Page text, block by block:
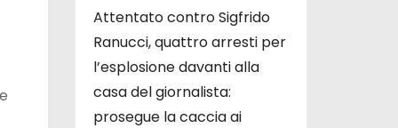
Attentato contro Sigfrido
Ranucci, quattro arresti per
l’esplosione davanti alla
casa del giornalista:
prosegue la caccia ai